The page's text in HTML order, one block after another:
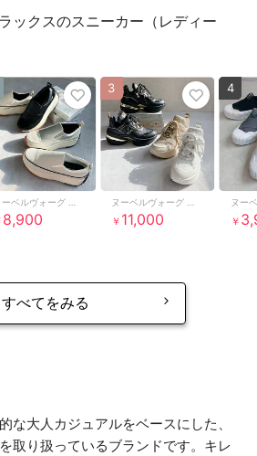
ックスのスニーカー（レディー
8,900 ￥ 11,000
3
￥
4
すべてをみる
な大人カジュアルをベースにした、
取り扱っているブランドです。キレ